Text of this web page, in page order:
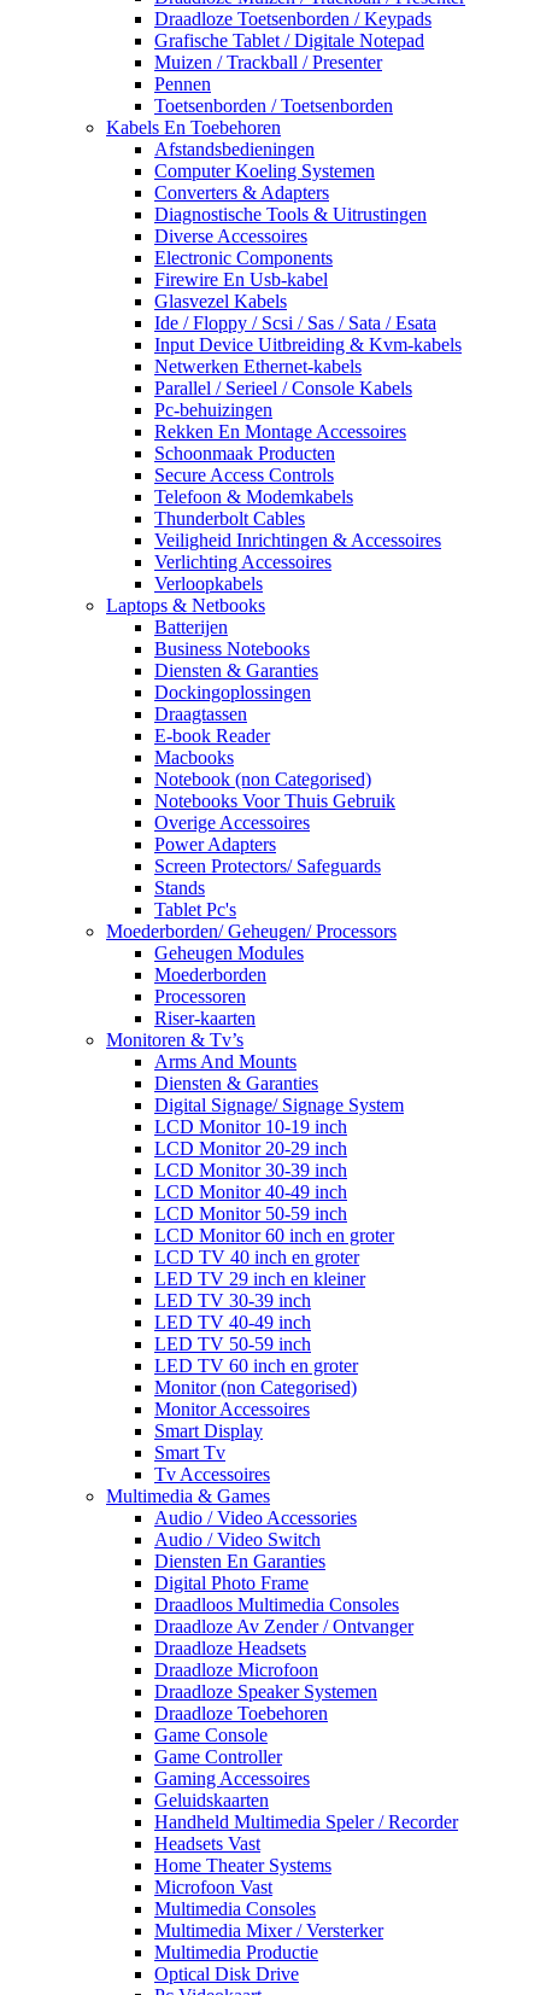
Draadloze Toetsenborden / Keypads
Grafische Tablet / Digitale Notepad
Muizen / Trackball / Presenter
Pennen
Toetsenborden / Toetsenborden
Kabels En Toebehoren
Afstandsbedieningen
Computer Koeling Systemen
Converters & Adapters
Diagnostische Tools & Uitrustingen
Diverse Accessoires
Electronic Components
Firewire En Usb-kabel
Glasvezel Kabels
Ide / Floppy / Scsi / Sas / Sata / Esata
Input Device Uitbreiding & Kvm-kabels
Netwerken Ethernet-kabels
Parallel / Serieel / Console Kabels
Pc-behuizingen
Rekken En Montage Accessoires
Schoonmaak Producten
Secure Access Controls
Telefoon & Modemkabels
Thunderbolt Cables
Veiligheid Inrichtingen & Accessoires
Verlichting Accessoires
Verloopkabels
Laptops & Netbooks
Batterijen
Business Notebooks
Diensten & Garanties
Dockingoplossingen
Draagtassen
E-book Reader
Macbooks
Notebook (non Categorised)
Notebooks Voor Thuis Gebruik
Overige Accessoires
Power Adapters
Screen Protectors/ Safeguards
Stands
Tablet Pc's
Moederborden/ Geheugen/ Processors
Geheugen Modules
Moederborden
Processoren
Riser-kaarten
Monitoren & Tv’s
Arms And Mounts
Diensten & Garanties
Digital Signage/ Signage System
LCD Monitor 10-19 inch
LCD Monitor 20-29 inch
LCD Monitor 30-39 inch
LCD Monitor 40-49 inch
LCD Monitor 50-59 inch
LCD Monitor 60 inch en groter
LCD TV 40 inch en groter
LED TV 29 inch en kleiner
LED TV 30-39 inch
LED TV 40-49 inch
LED TV 50-59 inch
LED TV 60 inch en groter
Monitor (non Categorised)
Monitor Accessoires
Smart Display
Smart Tv
Tv Accessoires
Multimedia & Games
Audio / Video Accessories
Audio / Video Switch
Diensten En Garanties
Digital Photo Frame
Draadloos Multimedia Consoles
Draadloze Av Zender / Ontvanger
Draadloze Headsets
Draadloze Microfoon
Draadloze Speaker Systemen
Draadloze Toebehoren
Game Console
Game Controller
Gaming Accessoires
Geluidskaarten
Handheld Multimedia Speler / Recorder
Headsets Vast
Home Theater Systems
Microfoon Vast
Multimedia Consoles
Multimedia Mixer / Versterker
Multimedia Productie
Optical Disk Drive